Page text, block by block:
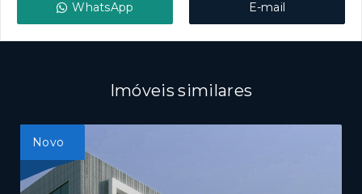
WhatsApp E-mail
Imóveis similares
Novo